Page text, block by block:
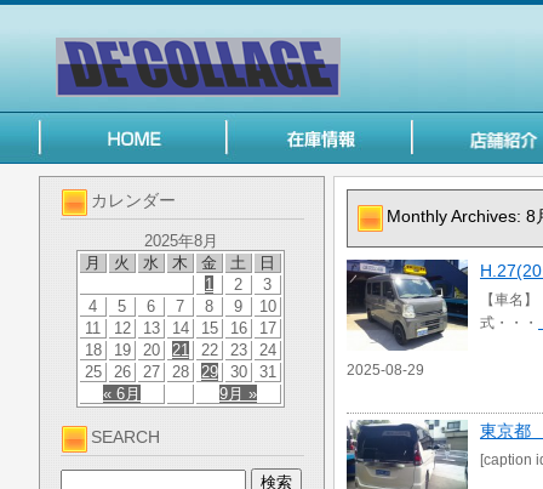
カレンダー
2025年8月
月
火 水 木 金 土 日
« 6月 9月 »
1 2
3
4
5 6 7 8 9
10
11
12 13 14 15 16
17
18
19 20 21 22 23
24
25
26 27 28 29 30 31
SEARCH
Monthly Archives: 8
【車名
式・・・
2025-08-29
東京都
[caption